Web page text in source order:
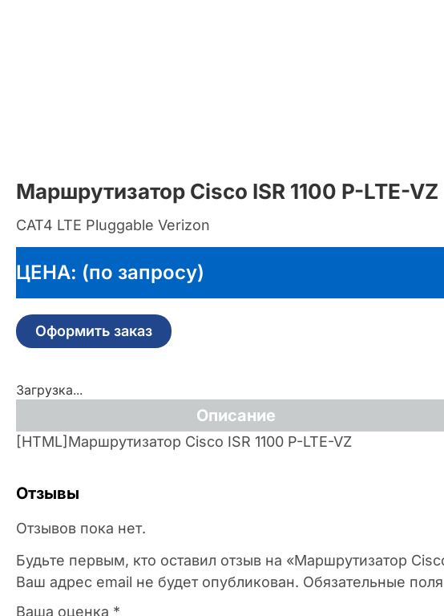
Маршрутизатор Cisco ISR 1100 P-LTE-VZ
CAT4 LTE Pluggable Verizon
ЦЕНА: (по запросу)
Оформить заказ
Загрузка...
Описание
[HTML]Маршрутизатор Cisco ISR 1100 P-LTE-VZ
Отзывы
Отзывов пока нет.
Будьте первым, кто оставил отзыв на «Маршрутизатор
Ваш адрес email не будет опубликован. Обязательные
Ваша оценка *